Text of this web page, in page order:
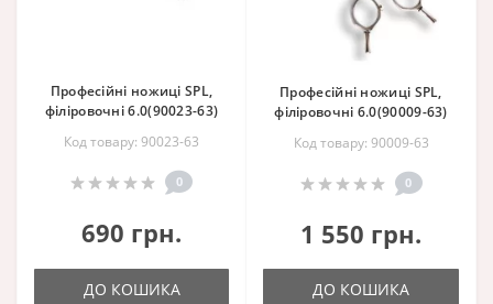
Професійні ножиці SPL,
філіровочні 6.0(90023-63)
Код товару: 90023-63
0
690 грн.
ДО КОШИКА
Професійні ножиці SPL,
філіровочні 6.0(90009-63)
Код товару: 90009-63
0
1 550 грн.
ДО КОШИКА